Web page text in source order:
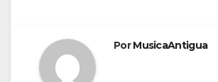
PorMusicaAntigua